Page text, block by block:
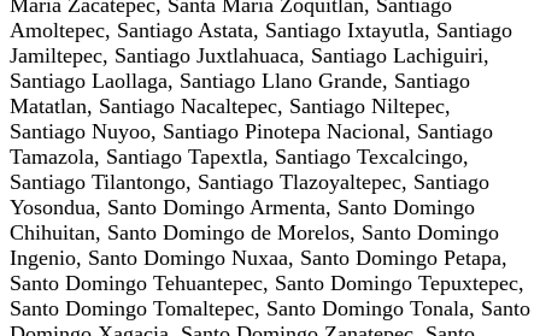
Amoltepec, Santiago Astata, Santiago Ixtayutla, Santiago
Jamiltepec, Santiago Juxtlahuaca, Santiago Lachiguiri,
Santiago Laollaga, Santiago Llano Grande, Santiago
Matatlan, Santiago Nacaltepec, Santiago Niltepec,
Santiago Nuyoo, Santiago Pinotepa Nacional, Santiago
Tamazola, Santiago Tapextla, Santiago Texcalcingo,
Santiago Tilantongo, Santiago Tlazoyaltepec, Santiago
Yosondua, Santo Domingo Armenta, Santo Domingo
Chihuitan, Santo Domingo de Morelos, Santo Domingo
Ingenio, Santo Domingo Nuxaa, Santo Domingo Petapa,
Santo Domingo Tehuantepec, Santo Domingo Tepuxtepec,
Santo Domingo Tomaltepec, Santo Domingo Tonala, Santo